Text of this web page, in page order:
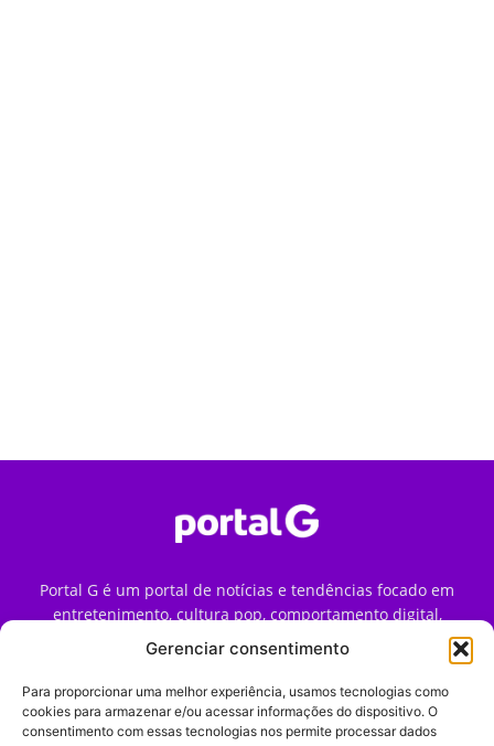
Gerenciar consentimento
Para proporcionar uma melhor experiência, usamos tecnologias como
cookies para armazenar e/ou acessar informações do dispositivo. O
consentimento com essas tecnologias nos permite processar dados
Portal G é um portal de notícias e tendências focado em
entretenimento, cultura pop, comportamento digital,
streaming, games e iniciativas de marca que impactam a
forma como o público vive e consome internet no Brasil.
Contato:contato@portalg.com.br